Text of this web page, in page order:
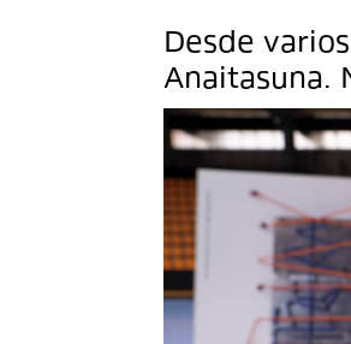
Desde
Anaitasuna.